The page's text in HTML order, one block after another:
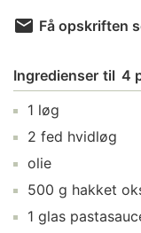
Få opskriften
Ingredienser til 4
1 løg
2 fed hvidløg
olie
500 g hakket
1 glas